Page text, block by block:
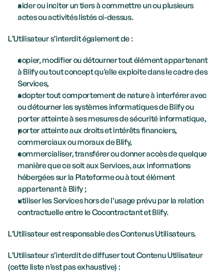
aider ou inciter un tiers à commettre un ou plusieurs
actes ou activités listés ci-dessus.
L’Utilisateur s’interdit également de :
copier, modifier ou détourner tout élément appartenant
à Blify ou tout concept qu’elle exploite dans le cadre des
Services,
adopter tout comportement de nature à interférer avec
ou détourner les systèmes informatiques de Blify ou
porter atteinte à ses mesures de sécurité informatique,
porter atteinte aux droits et intérêts financiers,
commerciaux ou moraux de Blify,
commercialiser, transférer ou donner accès de quelque
manière que ce soit aux Services, aux informations
hébergées sur la Plateforme ou à tout élément
appartenant à Blify ;
utiliser les Services hors de l’usage prévu par la relation
contractuelle entre le Cocontractant et Blify.
L’Utilisateur est responsable des Contenus Utilisateurs.
L’Utilisateur s’interdit de diffuser tout Contenu Utilisateur
(cette liste n’est pas exhaustive) :